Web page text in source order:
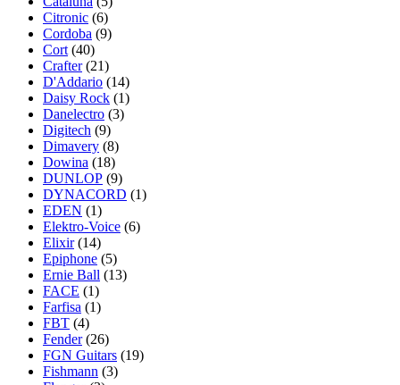
Citronic (6)
Cordoba (9)
Cort (40)
Crafter(21)
D'Addario (14)
Daisy Rock (1)
Danelectro (3)
Digitech (9)
Dimavery (8)
Dowina (18)
DUNLOP (9)
DYNACORD (1)
EDEN (1)
Elektro-Voice (6)
Elixir(14)
Epiphone (5)
Ernie Ball (13)
FACE (1)
Farfisa (1)
FBT (4)
Fender(26)
FGN Guitars (19)
Fishmann (3)